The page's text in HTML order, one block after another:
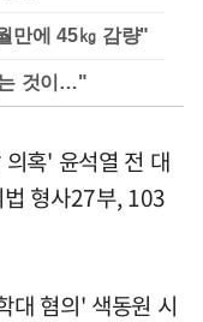
만에 45㎏ 감량"
것이…"
혹' 윤석열 전 대
형사27부, 103
혐의' 색동원 시